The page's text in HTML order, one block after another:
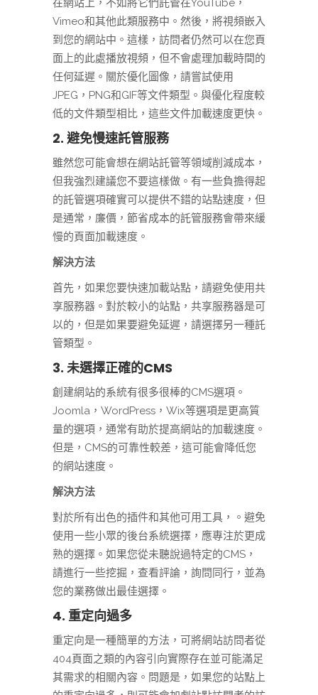
在網站上，不如將它們託管在YouTube，
Vimeo和其他此類服務中。然後，將視頻嵌入
到您的網站中。這樣，訪問者仍然可以在您頁
面上的此處播放視頻，但不會處理加載時間的
任何延遲。關於優化圖像，請嘗試使用
JPEG，PNG和GIF等文件類型。與優化程度較
低的文件類型相比，這些文件加載速度更快。
2. 避免慢速託管服務
雖然您可能會想在網站託管等領域削減成本，
但我強烈建議您不要這樣做。有一些負擔得起
的託管選項確實可以提供不錯的站點速度，但
是通常，廉價，節省成本的託管服務會帶來緩
慢的頁面加載速度。
解決方法
首先，如果您要快速加載站點，請避免使用共
享服務器。對於較小的站點，共享服務器是可
以的，但是如果要避免延遲，請選擇另一種託
管類型。
3. 未選擇正確的CMS
創建網站的系統有很多很棒的CMS選項。
Joomla，WordPress，Wix等選項是更高質
量的選項，通常有助於提高網站的加載速度。
但是，CMS的可靠性較差，這可能會降低您
的網站速度。
解決方法
對於所有出色的插件和其他可用工具，。避免
使用一些小眾的後台系統選擇，應專注於更成
熟的選擇。如果您從未聽說過特定的CMS，
請進行一些挖掘，查看評論，詢問同行，並為
您的業務做出最佳選擇。
4. 重定向過多
重定向是一種簡單的方法，可將網站訪問者從
404頁面之類的內容引向實際存在並可能滿足
其需求的相關內容。問題是，如果您的站點上